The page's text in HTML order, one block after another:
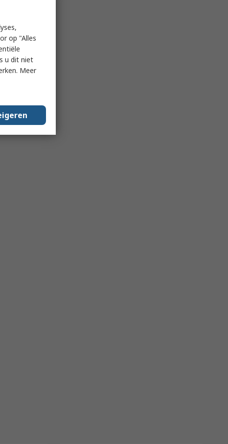
op "Alles
u dit niet
Meer